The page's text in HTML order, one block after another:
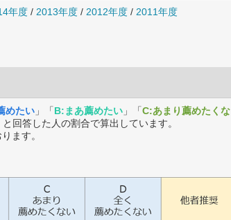
年度 / 2013年度 / 2012年度 / 2011年度
めたい 」「B:まあ薦めたい 」「C:あまり薦めたくな
と回答した人の割合で算出しています。
ます。